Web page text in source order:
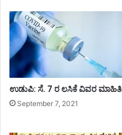
ರ್
ಯ
ಕ್
ರ
ಮ
ಉಡುಪಿ: ಸೆ. 7 ರ ಲಸಿಕೆ ವಿವರ ಮಾಹಿತಿ
September 7, 2021